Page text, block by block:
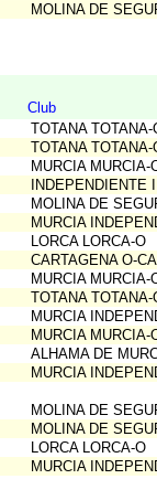
MOLINA DE
Club
TOTANA TOTANA-
TOTANA TOTANA-
MURCIA MURCIA-
INDEPENDIENTE
MOLINA DE
MURCIA
LORCA LORCA-O
CARTAGENA O-
MURCIA MURCIA-
TOTANA TOTANA-
MURCIA
MURCIA MURCIA-
ALHAMA DE
MURCIA
MOLINA DE
MOLINA DE
LORCA LORCA-O
MURCIA